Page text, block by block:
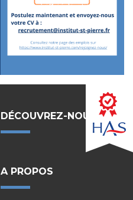
DÉCOUVREZ-NOUS !
A PROPOS